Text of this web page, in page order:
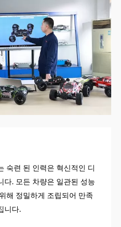
숙련 된 인력은 혁신적인 디
다. 모든 차량은 일관된 성능
해 정밀하게 조립되어 만족
니다.